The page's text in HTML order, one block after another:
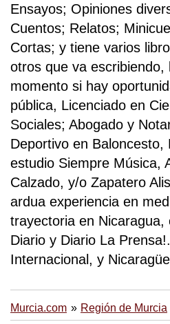
Ensayos; Opiniones
Cuentos; Relatos;
Cortas; y tiene varios
otros que va escribiendo,
momento si hay
pública, Licenciado en
Sociales; Abogado y
Deportivo en Baloncesto,
estudio Siempre Música,
Calzado, y/o Zapatero
ardua experiencia en
trayectoria en Nicaragua,
Diario y Diario La
Internacional, y
Murcia.com Región de Murcia